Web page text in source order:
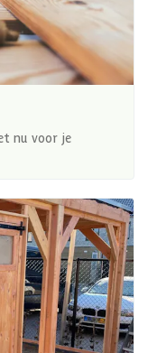
nu voor je